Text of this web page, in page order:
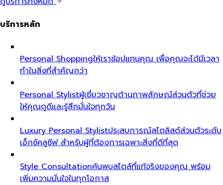
บริการหลัก
Personal Shoppingให้เราช้อปแทนคุณ เพื่อคุณจะได้มีเวลา
ทำในสิ่งที่สำคัญกว่า
Personal Stylistผู้เชี่ยวชาญด้านภาพลักษณ์ส่วนตัวที่ช่วย
ให้คุณดูดีและรู้สึกมั่นใจทุกวัน
Luxury Personal Stylistประสบการณ์สไตลิสต์ส่วนตัวระดับ
เอ็กซ์คลูซีฟ สำหรับผู้ที่ต้องการเฉพาะสิ่งที่ดีที่สุด
Style Consultationค้นพบสไตล์ที่แท้จริงของคุณ พร้อม
เพิ่มความมั่นใจในทุกโอกาส